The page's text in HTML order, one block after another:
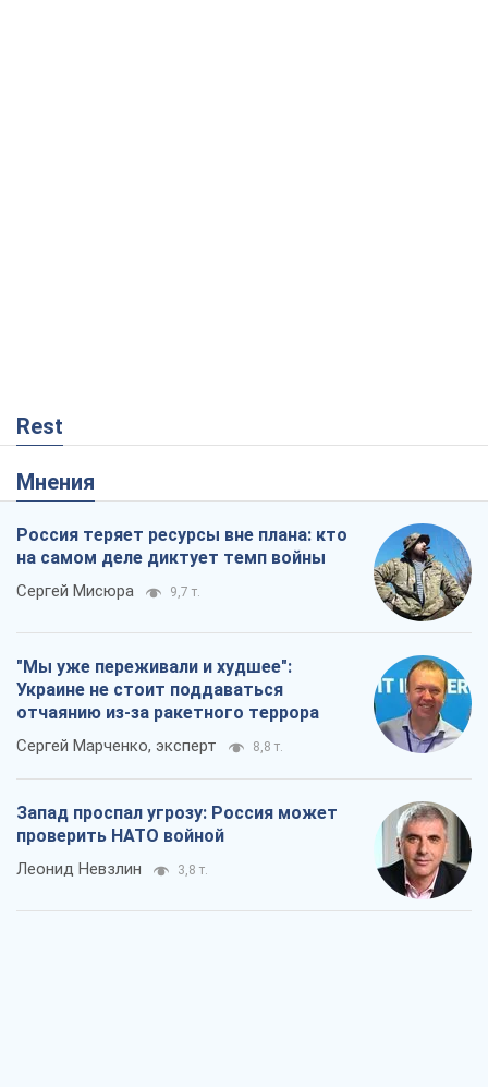
Rest
Мнения
Россия теряет ресурсы вне плана: кто
на самом деле диктует темп войны
Сергей Мисюра 9,7 т.
"Мы уже переживали и худшее":
Украине не стоит поддаваться
отчаянию из-за ракетного террора
Сергей Марченко, эксперт 8,8 т.
Запад проспал угрозу: Россия может
проверить НАТО войной
Леонид Невзлин 3,8 т.